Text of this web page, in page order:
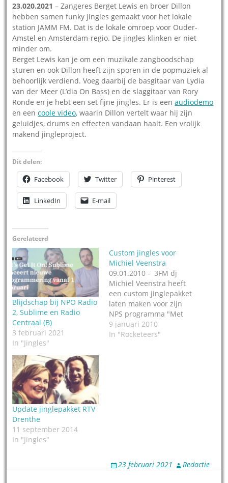
23.020.2021 – Zangeres Berget Lewis en broer Dillon
hebben samen funky jingles gemaakt voor het lokale
station JAMM FM. Dat is de lokale omroep voor Ouder-
Amstel en Amsterdam-regio. De jingles klinken er niet
minder om.
Berget Lewis kan je om een muzikale zangboodschap
sturen en ook Dillon heeft zijn sporen in de popmuziek al
behoorlijk verdiend. Voeg daarbij de basgitaar van Lydia
van der Meer (L’dia On Bass) en de slaggitaar van Rory
Ronde en je hebt een set fijne jingles. Er is eenaudiodemo
en eencoole video, waarin Dillon vertelt waar hij zijn
geluidjes, drums en effecten vandaan haalt. Een vrolijk
makend jingleproject.
Dit delen:
Facebook Twitter Pinterest
LinkedIn E-mail
Gerelateerd
Blijdschap bij NPO Radio
2, Sublime en Radio
Centraal (B)
3 februari 2021
In "Jingles"
Custom jingles voor
Michiel Veenstra
09.01.2010 - 3FM dj
Michiel Veenstra heeft
een custom jinglepakket
laten maken voor zijn
NPS programma "Met
Michiel" door
jinglebedrijf The
9 januari 2010
In "Rocketeers"
Update jinglepakket RTV
Drenthe
11 september 2014
In "Jingles"
23 februari 2021 Redactie